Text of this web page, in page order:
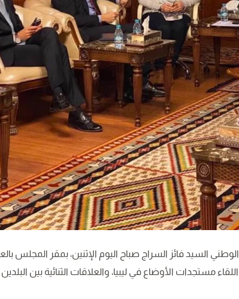
السيد فائز السراج صباح اليوم الإثنين، بمقر المجلس
مستجدات الأوضاع في ليبيا، والعلاقات الثنائية بين